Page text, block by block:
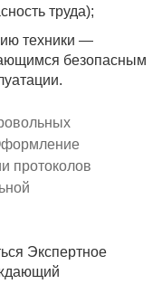
труда);
техники —
безопасным
протоколов
Экспертное